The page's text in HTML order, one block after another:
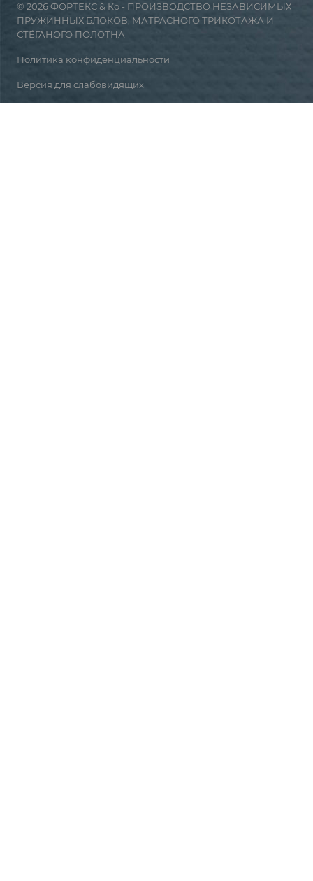
© 2026 ФОРТЕКС & Ко - ПРОИЗВОДСТВО НЕЗАВИСИМЫХ
ПРУЖИННЫХ БЛОКОВ, МАТРАСНОГО ТРИКОТАЖА И
СТЁГАНОГО ПОЛОТНА
Политика конфиденциальности
Версия для слабовидящих